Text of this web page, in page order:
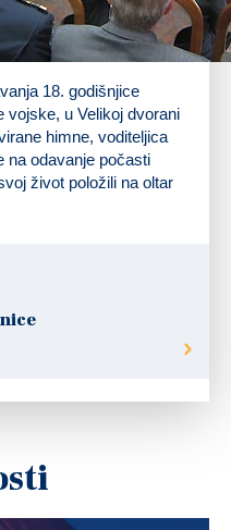
18. godišnjice
vojske, u Velikoj dvorani
himne, voditeljica
na odavanje počasti
život položili na oltar